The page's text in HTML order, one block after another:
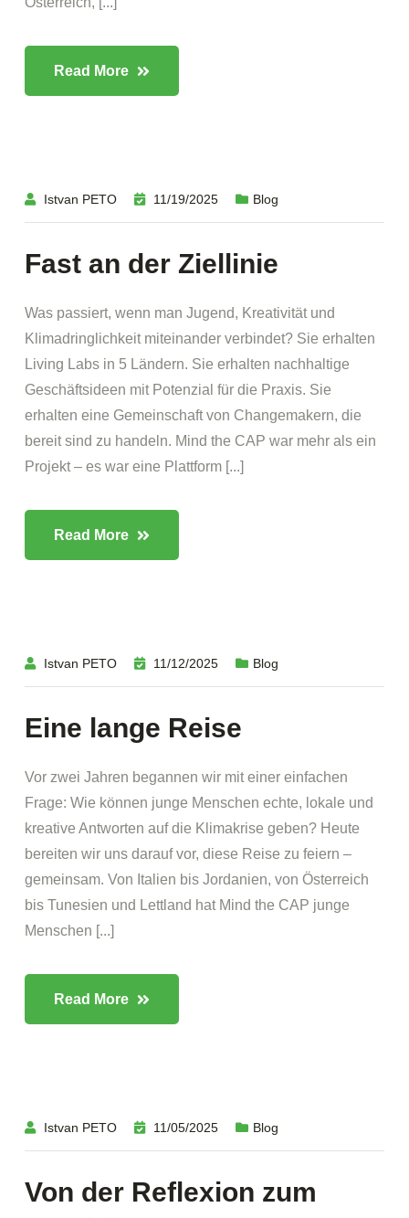
Read More
Istvan PETO 11/19/2025 Blog
Fast an der Ziellinie
Was passiert, wenn man Jugend, Kreativität und
Klimadringlichkeit miteinander verbindet? Sie erhalten
Living Labs in 5 Ländern. Sie erhalten nachhaltige
Geschäftsideen mit Potenzial für die Praxis. Sie
erhalten eine Gemeinschaft von Changemakern, die
bereit sind zu handeln. Mind the CAP war mehr als ein
Projekt – es war eine Plattform [...]
Read More
Istvan PETO 11/12/2025 Blog
Eine lange Reise
Vor zwei Jahren begannen wir mit einer einfachen
Frage: Wie können junge Menschen echte, lokale und
kreative Antworten auf die Klimakrise geben? Heute
bereiten wir uns darauf vor, diese Reise zu feiern –
gemeinsam. Von Italien bis Jordanien, von Österreich
bis Tunesien und Lettland hat Mind the CAP junge
Menschen [...]
Read More
Istvan PETO 11/05/2025 Blog
Von der Reflexion zum